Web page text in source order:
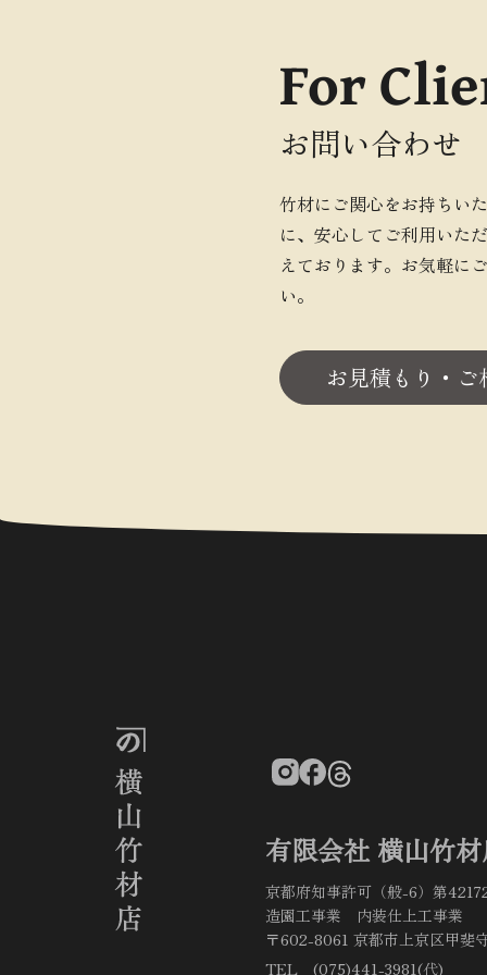
For
お問い合わせ
竹材にご関心をお持ちい
に、安心してご利用いた
えております。お気軽に
い。
お見積もり・ご
有限会社 横山竹
京都府知事許可（般-6）第
造園工事業 内装仕上工事業
〒602-8061 京都市上京区甲斐
TEL (075)441-3981(代)